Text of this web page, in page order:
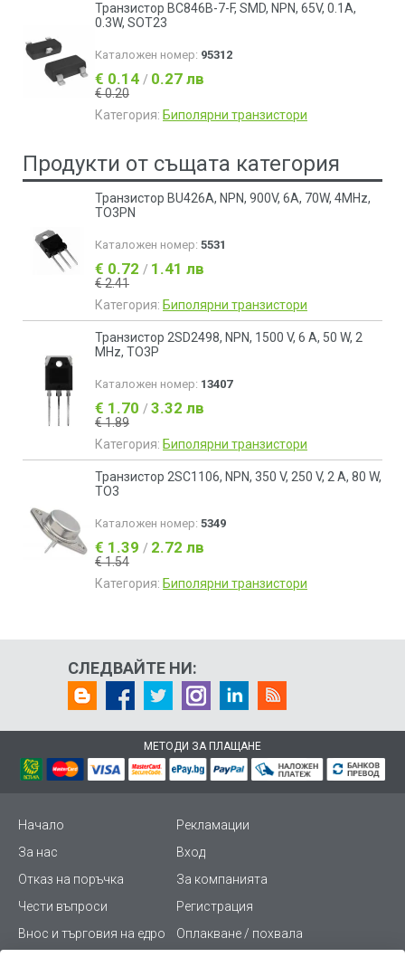
Транзистор BC846B-7-F, SMD, NPN, 65V, 0.1A,
0.3W, SOT23
Каталожен номер: 95312
€ 0.14 / 0.27 лв
€ 0.20
Категория: Биполярни транзистори
Продукти от същата категория
Транзистор BU426A, NPN, 900V, 6A, 70W, 4MHz,
TO3PN
Каталожен номер: 5531
€ 0.72 / 1.41 лв
€ 2.41
Категория: Биполярни транзистори
Транзистор 2SD2498, NPN, 1500 V, 6 A, 50 W, 2
MHz, TO3P
Каталожен номер: 13407
€ 1.70 / 3.32 лв
€ 1.89
Категория: Биполярни транзистори
Транзистор 2SC1106, NPN, 350 V, 250 V, 2 A, 80 W,
TO3
Каталожен номер: 5349
€ 1.39 / 2.72 лв
€ 1.54
Категория: Биполярни транзистори
СЛЕДВАЙТЕ НИ:
МЕТОДИ ЗА ПЛАЩАНЕ
Начало
Рекламации
За нас
Вход
Отказ на поръчка
За компанията
Чести въпроси
Регистрация
Внос и търговия на едро
Оплакване / похвала